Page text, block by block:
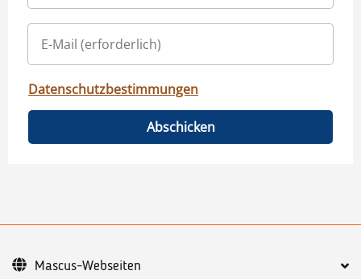
Datenschutzbestimmungen
Abschicken
Mascus-Webseiten